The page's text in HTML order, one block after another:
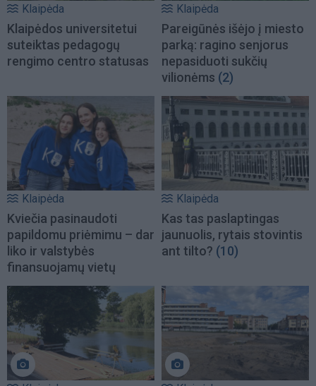
Klaipėda
Klaipėdos universitetui
suteiktas pedagogų
rengimo centro statusas
Klaipėda
Pareigūnės išėjo į miesto
parką: ragino senjorus
nepasiduoti sukčių
vilionėms (2)
Klaipėda
Kviečia pasinaudoti
papildomu priėmimu – dar
liko ir valstybės
finansuojamų vietų
Klaipėda
Kas tas paslaptingas
jaunuolis, rytais stovintis
ant tilto? (10)